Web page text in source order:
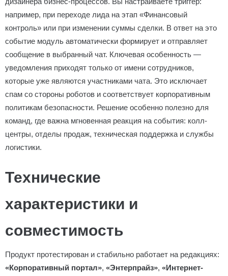
например, при переходе лида на этап «Финансовый
контроль» или при изменении суммы сделки. В ответ на это
событие модуль автоматически формирует и отправляет
сообщение в выбранный чат. Ключевая особенность —
уведомления приходят только от имени сотрудников,
которые уже являются участниками чата. Это исключает
спам со стороны роботов и соответствует корпоративным
политикам безопасности. Решение особенно полезно для
команд, где важна мгновенная реакция на события: колл-
центры, отделы продаж, техническая поддержка и службы
логистики.
Технические
характеристики и
совместимость
Продукт протестирован и стабильно работает на редакциях:
«Корпоративный портал», «Энтерпрайз», «Интернет-